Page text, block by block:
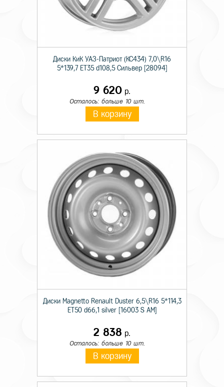
Диски КиК УАЗ-Патриот (КС434) 7,0\R16
5*139,7 ET35 d108,5 Сильвер [28094]
9 620 р.
Осталось: больше 10 шт.
В корзину
Диски Magnetto Renault Duster 6,5\R16 5*114,3
ET50 d66,1 silver [16003 S AM]
2 838 р.
Осталось: больше 10 шт.
В корзину